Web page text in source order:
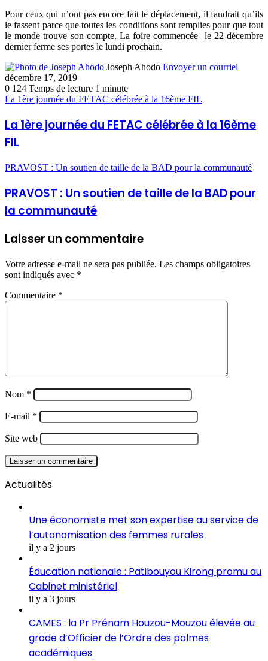
Pour ceux qui n’ont pas encore fait le déplacement, il faudrait qu’ils
le fassent parce que toutes les conditions sont remplies pour que tout
le monde trouve son compte. La foire commencée le 22 décembre
dernier ferme ses portes le lundi prochain.
Joseph Ahodo Envoyer un courriel
décembre 17, 2019
0 124 Temps de lecture 1 minute
La 1ère journée du FETAC célébrée à la 16ème FIL
La 1ère journée du FETAC célébrée à la 16ème
FIL
PRAVOST : Un soutien de taille de la BAD pour la communauté
PRAVOST : Un soutien de taille de la BAD pour
la communauté
Laisser un commentaire
Votre adresse e-mail ne sera pas publiée. Les champs obligatoires
sont indiqués avec *
Commentaire *
Nom *
E-mail *
Site web
Actualités
Une économiste met son expertise au service de
l’autonomisation des femmes rurales
il y a 2 jours
Éducation nationale : Patibouyou Kirong promu au
Cabinet ministériel
il y a 3 jours
CAMES : la Pr Prénam Houzou-Mouzou élevée au
grade d’Officier de l’Ordre des palmes
académiques